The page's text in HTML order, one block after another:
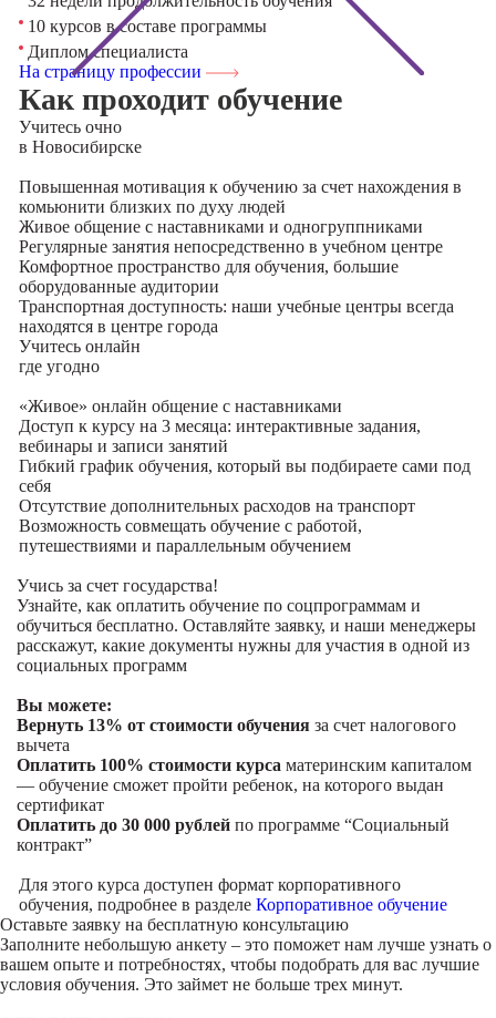
10 курсов в составе программы
Диплом специалиста
На страницу профессии
Как проходит обучение
Учитесь очно
в Новосибирске
Повышенная мотивация к обучению за счет нахождения в
комьюнити близких по духу людей
Живое общение с наставниками и одногруппниками
Регулярные занятия непосредственно в учебном центре
Комфортное пространство для обучения, большие
оборудованные аудитории
Транспортная доступность: наши учебные центры всегда
находятся в центре города
Учитесь онлайн
где угодно
«Живое» онлайн общение с наставниками
Доступ к курсу на 3 месяца: интерактивные задания,
вебинары и записи занятий
Гибкий график обучения, который вы подбираете сами под
себя
Отсутствие дополнительных расходов на транспорт
Возможность совмещать обучение с работой,
путешествиями и параллельным обучением
Учись за счет государства!
Узнайте, как оплатить обучение по соцпрограммам и
обучиться бесплатно. Оставляйте заявку, и наши менеджеры
расскажут, какие документы нужны для участия в одной из
социальных программ
Вы можете:
Вернуть 13% от стоимости обучения за счет налогового
вычета
Оплатить 100% стоимости курса материнским капиталом
— обучение сможет пройти ребенок, на которого выдан
сертификат
Оплатить до 30 000 рублей по программе “Социальный
контракт”
Для этого курса доступен формат корпоративного
обучения, подробнее в разделе Корпоративное обучение
Оставьте заявку на бесплатную консультацию
Заполните небольшую анкету – это поможет нам лучше узнать о
вашем опыте и потребностях, чтобы подобрать для вас лучшие
условия обучения. Это займет не больше трех минут.